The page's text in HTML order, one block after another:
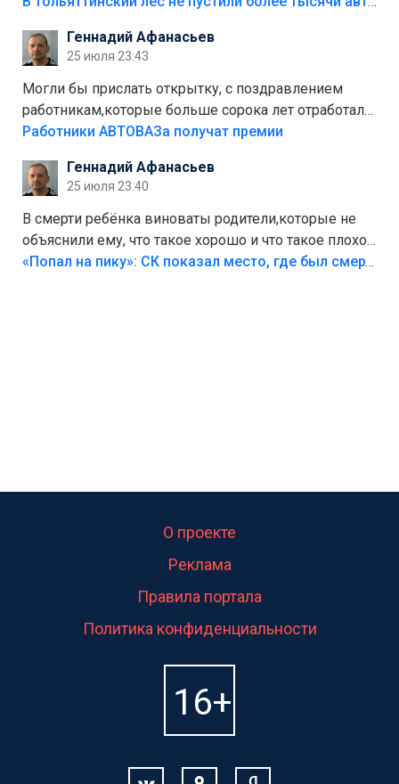
Штрафы мизерные.
Геннадий Афанасьев
25 июля 23:43
Могли бы прислать открытку, с поздравлением
работникам,которые больше сорока лет отработали
на предприятии.
Работники АВТОВАЗа получат премии
Геннадий Афанасьев
25 июля 23:40
В смерти ребёнка виноваты родители,которые не
объяснили ему, что такое хорошо и что такое плохо!
Лезть через такой забор,верх безумия,есть же
«Попал на пику»: СК показал место, где был смертельно травмирован ребенок в Тольятти
О проекте
Реклама
Правила портала
Политика конфиденциальности